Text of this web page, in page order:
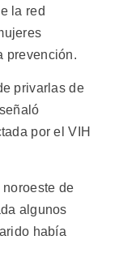
la red
prevención.
privarlas de
por el VIH
de
algunos
había